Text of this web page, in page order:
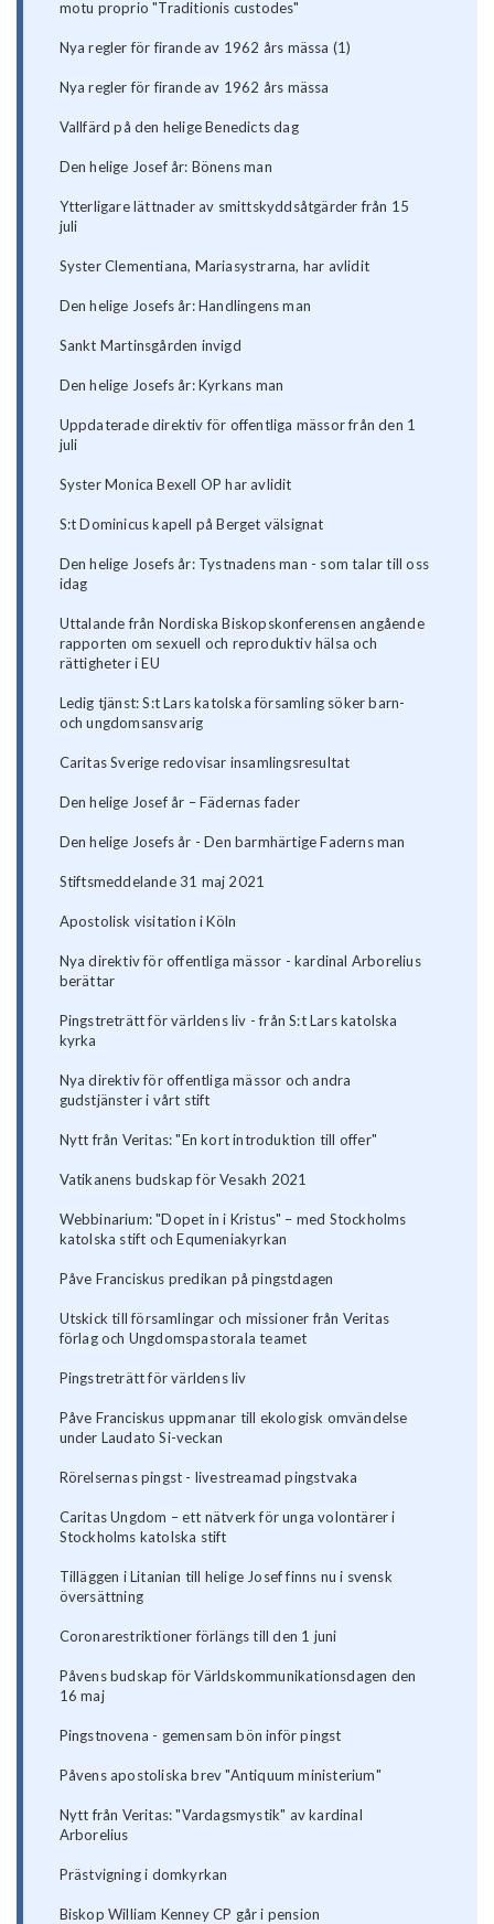
motu proprio "Traditionis custodes"
Nya regler för firande av 1962 års mässa (1)
Nya regler för firande av 1962 års mässa
Vallfärd på den helige Benedicts dag
Den helige Josef år: Bönens man
Ytterligare lättnader av smittskyddsåtgärder från 15
juli
Syster Clementiana, Mariasystrarna, har avlidit
Den helige Josefs år: Handlingens man
Sankt Martinsgården invigd
Den helige Josefs år: Kyrkans man
Uppdaterade direktiv för offentliga mässor från den 1
juli
Syster Monica Bexell OP har avlidit
S:t Dominicus kapell på Berget välsignat
Den helige Josefs år: Tystnadens man - som talar till oss
idag
Uttalande från Nordiska Biskopskonferensen angående
rapporten om sexuell och reproduktiv hälsa och
rättigheter i EU
Ledig tjänst: S:t Lars katolska församling söker barn-
och ungdomsansvarig
Caritas Sverige redovisar insamlingsresultat
Den helige Josef år – Fädernas fader
Den helige Josefs år - Den barmhärtige Faderns man
Stiftsmeddelande 31 maj 2021
Apostolisk visitation i Köln
Nya direktiv för offentliga mässor - kardinal Arborelius
berättar
Pingstreträtt för världens liv - från S:t Lars katolska
kyrka
Nya direktiv för offentliga mässor och andra
gudstjänster i vårt stift
Nytt från Veritas: "En kort introduktion till offer"
Vatikanens budskap för Vesakh 2021
Webbinarium: "Dopet in i Kristus" – med Stockholms
katolska stift och Equmeniakyrkan
Påve Franciskus predikan på pingstdagen
Utskick till församlingar och missioner från Veritas
förlag och Ungdomspastorala teamet
Pingstreträtt för världens liv
Påve Franciskus uppmanar till ekologisk omvändelse
under Laudato Si-veckan
Rörelsernas pingst - livestreamad pingstvaka
Caritas Ungdom – ett nätverk för unga volontärer i
Stockholms katolska stift
Tilläggen i Litanian till helige Josef finns nu i svensk
översättning
Coronarestriktioner förlängs till den 1 juni
Påvens budskap för Världskommunikationsdagen den
16 maj
Pingstnovena - gemensam bön inför pingst
Påvens apostoliska brev "Antiquum ministerium"
Nytt från Veritas: "Vardagsmystik" av kardinal
Arborelius
Prästvigning i domkyrkan
Biskop William Kenney CP går i pension